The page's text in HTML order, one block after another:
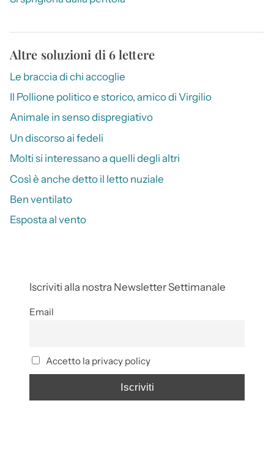
Altre soluzioni di 6 lettere
Le braccia di chi accoglie
Il Pollione politico e storico, amico di Virgilio
Animale in senso dispregiativo
Un discorso ai fedeli
Molti si interessano a quelli degli altri
Così è anche detto il letto nuziale
Ben ventilato
Esposta al vento
Iscriviti alla nostra Newsletter Settimanale
Email
Accetto la privacy policy